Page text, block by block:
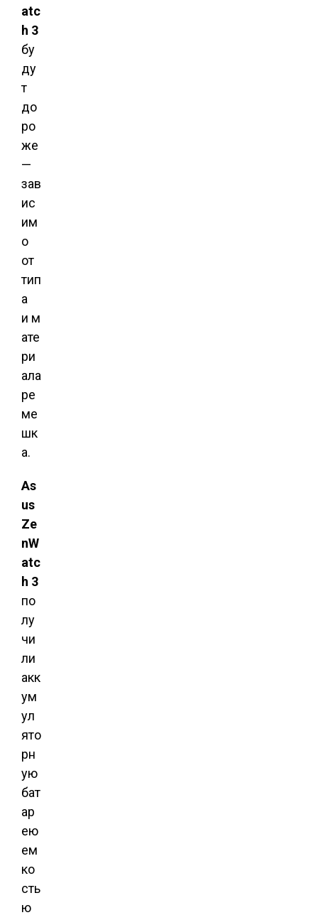
atc
h 3
бу
ду
т
до
ро
же
—
зав
ис
им
о
от
тип
а
и м
ате
ри
ала
ре
ме
шк
а.
As
us
Ze
nW
atc
h 3
по
лу
чи
ли
акк
ум
ул
ято
рн
ую
бат
ар
ею
ем
ко
сть
ю